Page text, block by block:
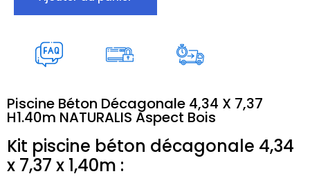
Piscine Béton Décagonale 4,34 X 7,37
H1.40m NATURALIS Aspect Bois
Kit piscine béton décagonale 4,34
x 7,37 x 1,40m :